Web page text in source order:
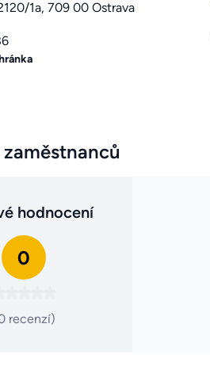
1a, 709 00 Ostrava
zaměstnanců
hodnocení
0
recenzí)